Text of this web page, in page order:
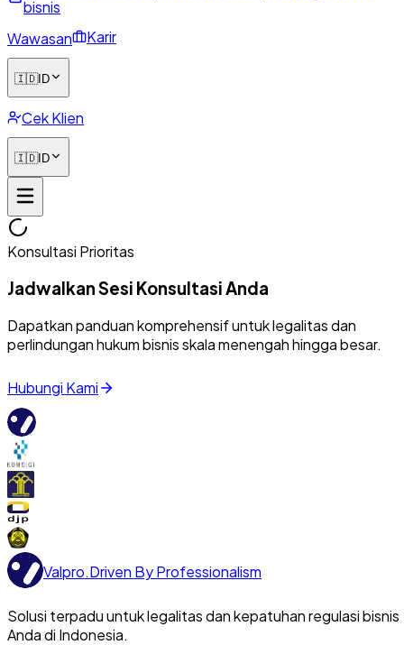
bisnis
Wawasan
Karir
🇮🇩ID
Cek Klien
🇮🇩ID
Konsultasi Prioritas
Jadwalkan Sesi Konsultasi Anda
Dapatkan panduan komprehensif untuk legalitas dan
perlindungan hukum bisnis skala menengah hingga besar.
Hubungi Kami
Valpro.Driven By Professionalism
Solusi terpadu untuk legalitas dan kepatuhan regulasi bisnis
Anda di Indonesia.